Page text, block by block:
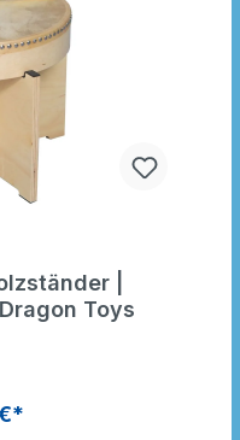
|
Toys